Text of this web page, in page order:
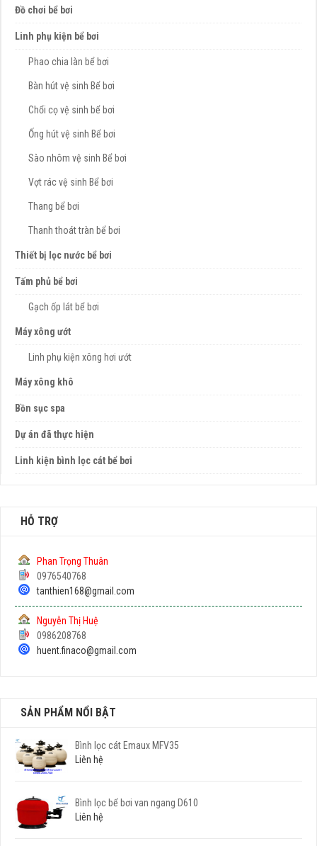
Đồ chơi bể bơi
Linh phụ kiện bể bơi
Phao chia làn bể bơi
Bàn hút vệ sinh Bể bơi
Chổi cọ vệ sinh bể bơi
Ống hút vệ sinh Bể bơi
Sào nhôm vệ sinh Bể bơi
Vợt rác vệ sinh Bể bơi
Thang bể bơi
Thanh thoát tràn bể bơi
Thiết bị lọc nước bể bơi
Tấm phủ bể bơi
Gạch ốp lát bể bơi
Máy xông ướt
Linh phụ kiện xông hơi ướt
Máy xông khô
Bồn sục spa
Dự án đã thực hiện
Linh kiện bình lọc cát bể bơi
HỖ TRỢ
Phan Trọng Thuân
0976540768
tanthien168@gmail.com
Nguyễn Thị Huệ
0986208768
huent.finaco@gmail.com
SẢN PHẨM NỔI BẬT
Bình lọc cát Emaux MFV35
Liên hệ
Bình lọc bể bơi van ngang D610
Liên hệ